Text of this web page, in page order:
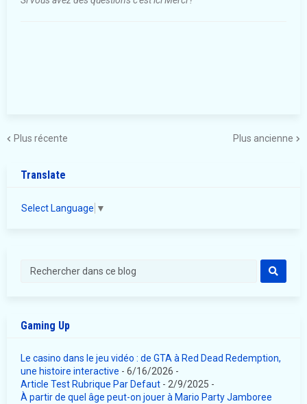
Plus récente Plus ancienne
Translate
Select Language ▼
Gaming Up
Le casino dans le jeu vidéo : de GTA à Red Dead Redemption,
une histoire interactive - 6/16/2026 -
Article Test Rubrique Par Defaut - 2/9/2025 -
À partir de quel âge peut-on jouer à Mario Party Jamboree